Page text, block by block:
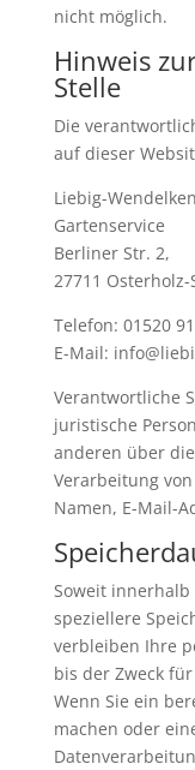
nicht möglich.
Hinweis
Stelle
Die
auf dieser
Liebig-
Gartenservice
Berliner Str. 2,
27711
Telefon: 01520
E-Mail:
Verantwortliche
juristische
anderen über
Verarbeitung
Namen, E-Mail-
Soweit
speziellere
verbleiben Ihre
bis der Zweck
Wenn Sie ein
machen oder